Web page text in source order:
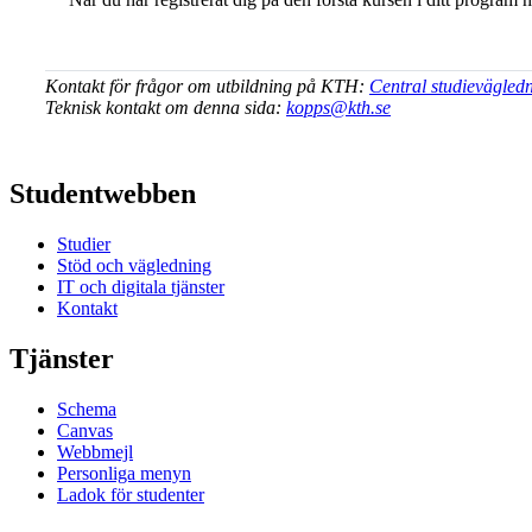
Kontakt för frågor om utbildning på KTH: Central
Teknisk kontakt om denna sida: kopps@kth.se
Studentwebben
Studier
Stöd och vägledning
IT och digitala tjänster
Kontakt
Tjänster
Schema
Canvas
Webbmejl
Personliga menyn
Ladok för studenter